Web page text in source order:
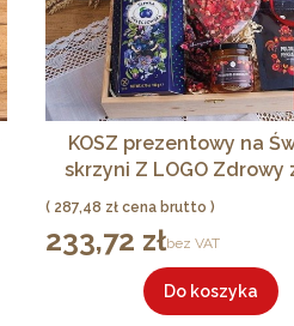
KOSZ prezentowy na
skrzyni Z LOGO Zdrowy
folk z miodami i
Cena
287,48 zł
Cena
233,72 złbez VAT
Do koszyka